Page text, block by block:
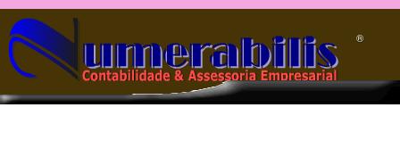
Pular para o conteúdo principal
®️